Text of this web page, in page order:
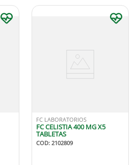
FC LABORATORIOS
FC CELISTIA 400 MG X5
TABLETAS
COD: 2102809